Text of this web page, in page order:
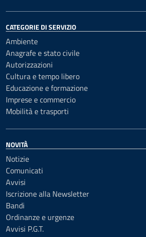
CATEGORIE DI SERVIZIO
Ambiente
Anagrafe e stato civile
Autorizzazioni
Cultura e tempo libero
Educazione e formazione
Imprese e commercio
Mobilità e trasporti
NOVITÀ
Notizie
Comunicati
Avvisi
Iscrizione alla Newsletter
Bandi
Ordinanze e urgenze
Avvisi P.G.T.